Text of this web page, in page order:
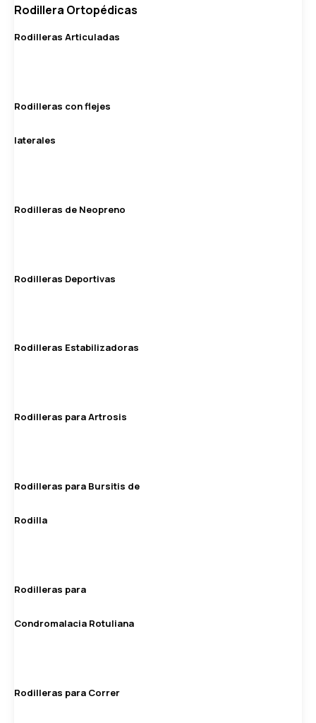
Rodillera Ortopédicas
Rodilleras Articuladas
Rodilleras con flejes
laterales
Rodilleras de Neopreno
Rodilleras Deportivas
Rodilleras Estabilizadoras
Rodilleras para Artrosis
Rodilleras para Bursitis de
Rodilla
Rodilleras para
Condromalacia Rotuliana
Rodilleras para Correr